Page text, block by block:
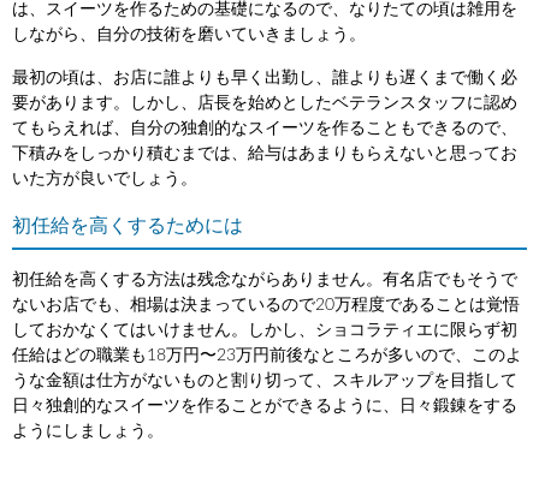
は、スイーツを作るための基礎になるので、なりたての頃は雑用を
しながら、自分の技術を磨いていきましょう。
最初の頃は、お店に誰よりも早く出勤し、誰よりも遅くまで働く必
要があります。しかし、店長を始めとしたベテランスタッフに認め
てもらえれば、自分の独創的なスイーツを作ることもできるので、
下積みをしっかり積むまでは、給与はあまりもらえないと思ってお
いた方が良いでしょう。
初任給を高くするためには
初任給を高くする方法は残念ながらありません。有名店でもそうで
ないお店でも、相場は決まっているので20万程度であることは覚悟
しておかなくてはいけません。しかし、ショコラティエに限らず初
任給はどの職業も18万円〜23万円前後なところが多いので、このよ
うな金額は仕方がないものと割り切って、スキルアップを目指して
日々独創的なスイーツを作ることができるように、日々鍛錬をする
ようにしましょう。